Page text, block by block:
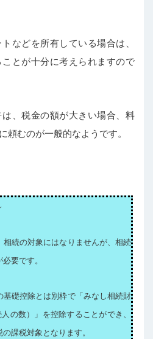
などを所有している場合は、
とが十分に考えられますので
、税金の額が大きい場合、料
頼むのが一般的なようです。
続の対象にはなりませんが、相続
要です。
基礎控除とは別枠で「みなし相続財
の数）」を控除することができ、
課税対象となります。